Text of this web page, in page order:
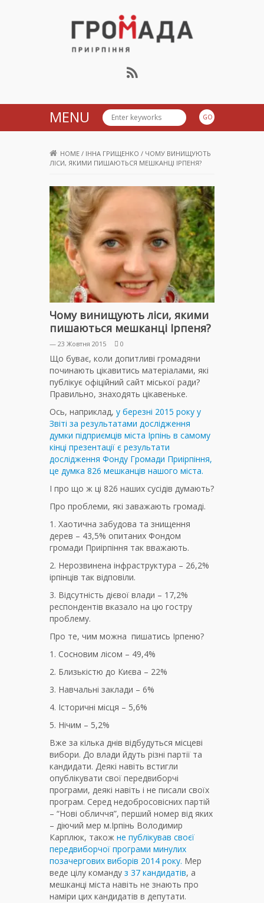
Громада Приірпіння
MENU
HOME / ІННА ГРИЩЕНКО / ЧОМУ ВИНИЩУЮТЬ
ЛІСИ, ЯКИМИ ПИШАЮТЬСЯ МЕШКАНЦІ ІРПЕНЯ?
Чому винищують ліси, якими
пишаються мешканці Ірпеня?
— 23 Жовтня 2015 0
Що буває, коли допитливі громадяни
починають цікавитись матеріалами, які
публікує офіційний сайт міської ради?
Правильно, знаходять цікавеньке.
Ось, наприклад, у березні 2015 року у
Звіті за результатами дослідження
думки підприємців міста Ірпінь в самому
кінці презентації є результати
дослідження Фонду Громади Приірпіння,
це думка 826 мешканців нашого міста.
І про що ж ці 826 наших сусідів думають?
Про проблеми, які заважають громаді.
Хаотична забудова та знищення
дерев – 43,5% опитаних Фондом
громади Приірпіння так вважають.
Нерозвинена інфраструктура – 26,2%
ірпінців так відповіли.
Відсутність дієвої влади – 17,2%
респондентів вказало на цю гостру
проблему.
Про те, чим можна пишатись Ірпеню?
Сосновим лісом – 49,4%
Близькістю до Києва – 22%
Навчальні заклади – 6%
Історичні місця – 5,6%
Нічим – 5,2%
Вже за кілька днів відбудуться місцеві
вибори. До влади йдуть різні партії та
кандидати. Деякі навіть встигли
опублікувати свої передвиборчі
програми, деякі навіть і не писали своїх
програм. Серед недобросовісних партій
– “Нові обличчя”, перший номер від яких
– діючий мер м.Ірпінь Володимир
Карплюк, також не публікував своєї
передвиборчої програми минулих
позачергових виборів 2014 року. Мер
веде цілу команду з 37 кандидатів, а
мешканці міста навіть не знають про
наміри цих кандидатів в депутати.